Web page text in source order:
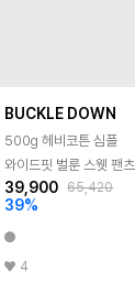
BUCKLE DOWN
500g 헤비코튼 심플
와이드핏 벌룬 스웻 팬츠
(MELANGE GREY)
39,900 65,420
39%
4